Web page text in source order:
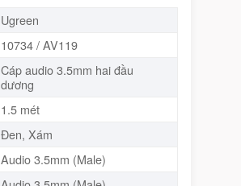
Ugreen
10734 / AV119
Cáp audio 3.5mm hai đầu
dương
1.5 mét
Đen, Xám
Audio 3.5mm (Male)